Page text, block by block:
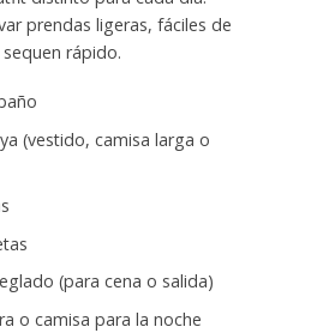
prendas ligeras, fáciles de
rápido.
(vestido, camisa larga o
(para cena o salida)
o camisa para la noche